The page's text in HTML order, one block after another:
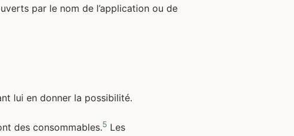
par le nom de l’application ou de
lui en donner la possibilité.
des consommables.5 Les